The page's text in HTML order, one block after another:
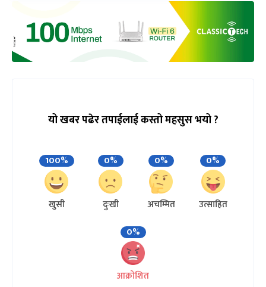
यो खबर पढेर तपाईलाई कस्तो महसुस भयो ?
100%
खुसी
0%
दुःखी
0%
अचम्मित
0%
उत्साहित
0%
आक्रोशित